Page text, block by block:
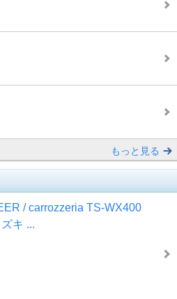
もっと見る
/ carrozzeria TS-WX400
キ ...